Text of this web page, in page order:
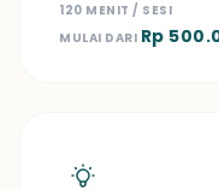
120 MENIT / SESI
MULAI DARI Rp